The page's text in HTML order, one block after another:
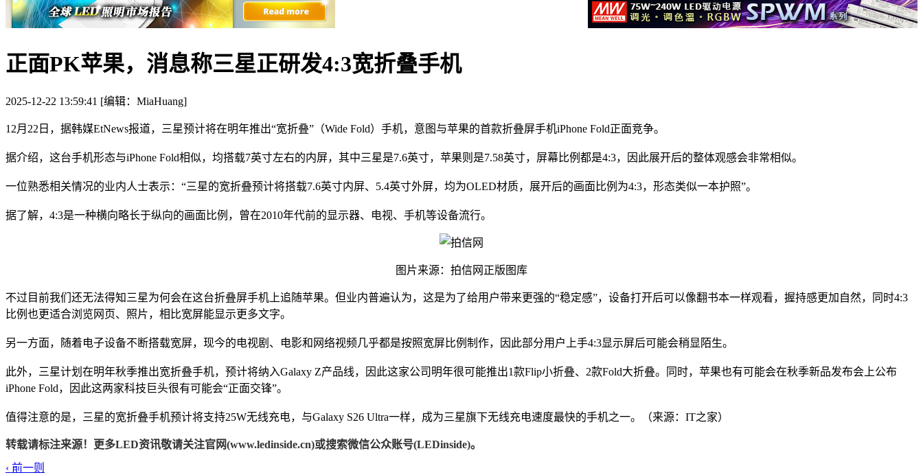
正面PK苹果，消息称三星正研发4:3宽折叠手机
2025-12-22 13:59:41 [编辑：MiaHuang]
12月22日，据韩媒EtNews报道，三星预计将在明年推出“宽折叠”（Wide Fold）手机，意图与苹果的首款折叠屏手机iPhone Fold正面竞争。
据介绍，这台手机形态与iPhone Fold相似，均搭载7英寸左右的内屏，其中三星是7.6英寸，苹果则是7.58英寸，屏幕比例都是4:3，因此展开后的整体观感会非常相似。
一位熟悉相关情况的业内人士表示：“三星的宽折叠预计将搭载7.6英寸内屏、5.4英寸外屏，均为OLED材质，展开后的画面比例为4:3，形态类似一本护照”。
据了解，4:3是一种横向略长于纵向的画面比例，曾在2010年代前的显示器、电视、手机等设备流行。
图片来源：拍信网正版图库
不过目前我们还无法得知三星为何会在这台折叠屏手机上追随苹果。但业内普遍认为，这是为了给用户带来更强的“稳定感”，设备打开后可以像翻书本一样观看，握持感更加自然，同时4:3
比例也更适合浏览网页、照片，相比宽屏能显示更多文字。
另一方面，随着电子设备不断搭载宽屏，现今的电视剧、电影和网络视频几乎都是按照宽屏比例制作，因此部分用户上手4:3显示屏后可能会稍显陌生。
此外，三星计划在明年秋季推出宽折叠手机，预计将纳入Galaxy Z产品线，因此这家公司明年很可能推出1款Flip小折叠、2款Fold大折叠。同时，苹果也有可能会在秋季新品发布会上公布
iPhone Fold，因此这两家科技巨头很有可能会“正面交锋”。
值得注意的是，三星的宽折叠手机预计将支持25W无线充电，与Galaxy S26 Ultra一样，成为三星旗下无线充电速度最快的手机之一。（来源：IT之家）
转载请标注来源！更多LED资讯敬请关注官网(www.ledinside.cn)或搜索微信公众账号(LEDinside)。
‹ 前一则